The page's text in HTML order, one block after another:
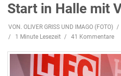
Start in Halle mit
VON. OLIVER GRISS UND IMAGO (FOTO)
1 Minute Lesezeit
41 Kommentare